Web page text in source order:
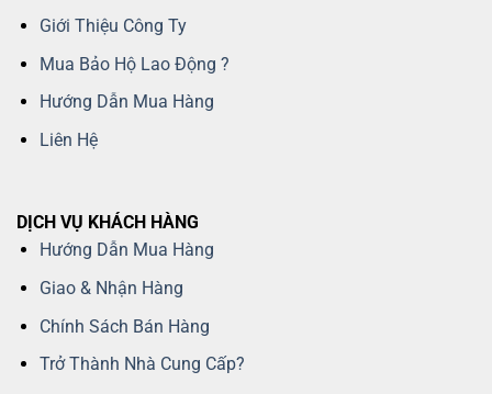
Giới Thiệu Công Ty
Mua Bảo Hộ Lao Động ?
Hướng Dẫn Mua Hàng
Liên Hệ
DỊCH VỤ KHÁCH HÀNG
Hướng Dẫn Mua Hàng
Giao & Nhận Hàng
Chính Sách Bán Hàng
Trở Thành Nhà Cung Cấp?